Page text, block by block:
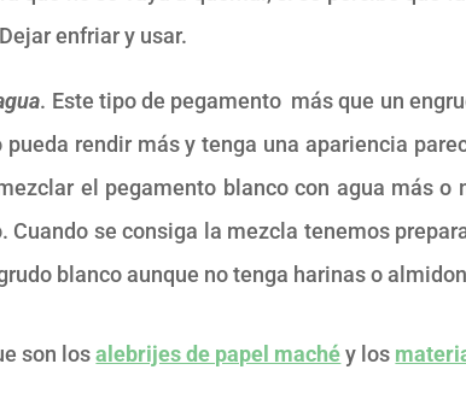
enfriar y usar.
. Este tipo de pegamento más que un
rendir más y tenga una apariencia
el pegamento blanco con agua más o
se consiga la mezcla tenemos
blanco aunque no tenga harinas o
son losalebrijes de papel machéy los